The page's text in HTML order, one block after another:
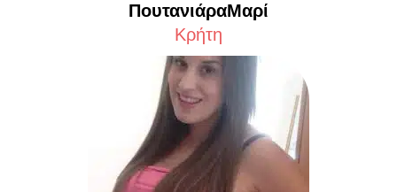
ΠουτανιάραΜαρί
Κρήτη